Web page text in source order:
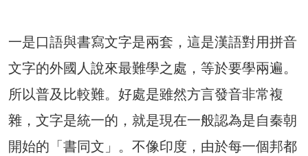
一是口語與書寫文字是兩套，這是漢語對用拼音
文字的外國人說來最難學之處，等於要學兩遍。
所以普及比較難。好處是雖然方言發音非常複
雜，文字是統一的，就是現在一般認為是自秦朝
開始的「書同文」。不像印度，由於每一個邦都